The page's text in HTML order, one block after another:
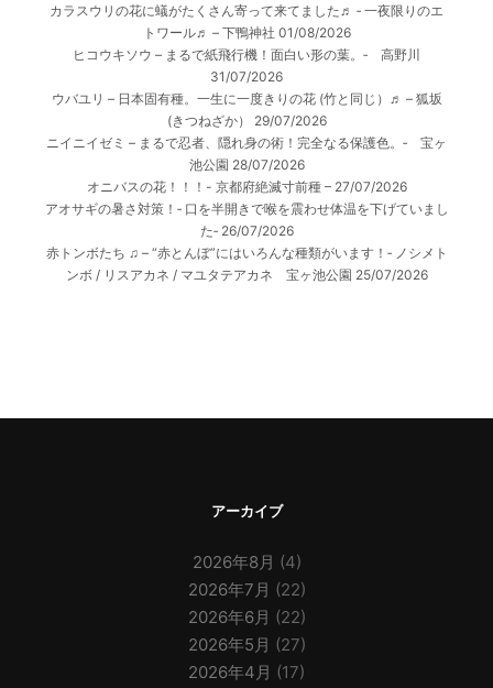
カラスウリの花に蟻がたくさん寄って来てました♬ ‐ 一夜限りのエ
トワール♬ – 下鴨神社 01/08/2026
ヒコウキソウ – まるで紙飛行機！面白い形の葉。‐ 高野川
31/07/2026
ウバユリ – 日本固有種。一生に一度きりの花 (竹と同じ）♬ – 狐坂
(きつねざか）
29/07/2026
ニイニイゼミ – まるで忍者、隠れ身の術！完全なる保護色。‐ 宝ヶ
池公園 28/07/2026
オニバスの花！！！- 京都府絶滅寸前種 – 27/07/2026
アオサギの暑さ対策！‐ 口を半開きで喉を震わせ体温を下げていまし
た‐ 26/07/2026
赤トンボたち ♫ – “赤とんぼ”にはいろんな種類がいます！‐ ノシメト
ンボ / リスアカネ / マユタテアカネ 宝ヶ池公園 25/07/2026
アーカイブ
2026年8月 (4)
2026年7月 (22)
2026年6月 (22)
2026年5月 (27)
2026年4月 (17)